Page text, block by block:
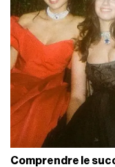
Comprendre le